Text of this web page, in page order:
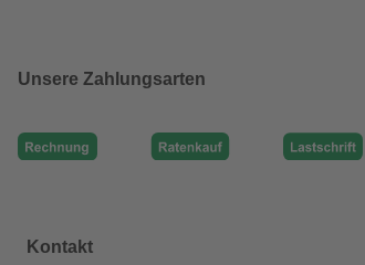
Unsere Zahlungsarten
Kontakt